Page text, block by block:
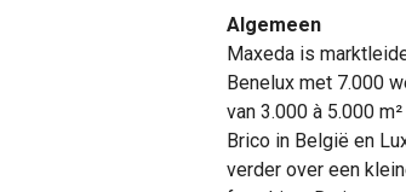
Algemeen
Maxeda is
Benelux met 7.000
van 3.000 à 5.000
Brico in België en
verder over een